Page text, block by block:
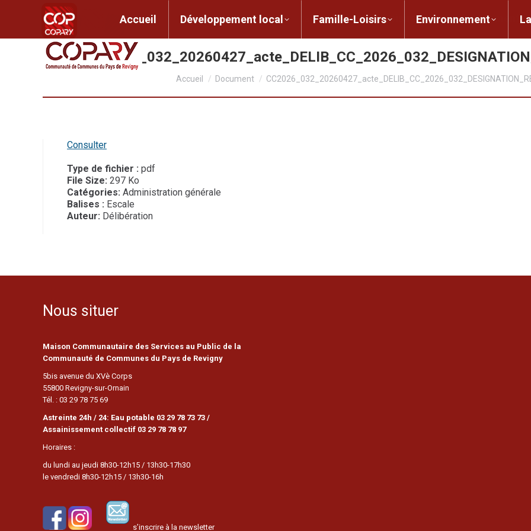
Accueil Développement local Famille-Loisirs Environnement
Accueil Document
Consulter
Type de fichier : pdf
File Size: 297 Ko
Catégories: Administration générale
Balises : Escale
Auteur: Délibération
Nous situer
Maison Communautaire des Services au Public de la
Communauté de Communes du Pays de Revigny
5bis avenue du XVè Corps
55800 Revigny-sur-Ornain
Tél. : 03 29 78 75 69
Astreinte 24h / 24: Eau potable 03 29 78 73 73 /
Assainissement collectif 03 29 78 78 97
Horaires :
du lundi au jeudi 8h30-12h15 / 13h30-17h30
le vendredi 8h30-12h15 / 13h30-16h
s’inscrire à la newsletter
Accueil Développement local Famille-Loisirs Environnement